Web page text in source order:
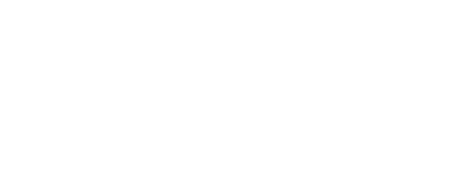
です。
ある商品です。
予定はありません。
中の商品です。
やむを得ず変更すること